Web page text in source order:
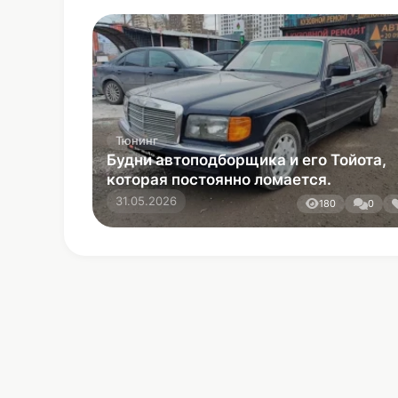
Тюнинг
Будни автоподборщика и его Тойота,
которая постоянно ломается.
31.05.2026 180 0